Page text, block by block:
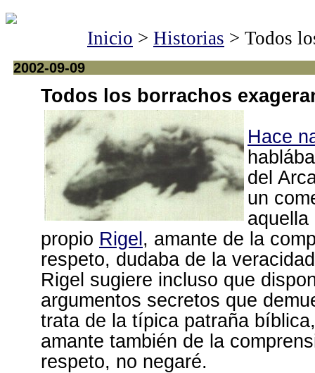
Inicio > Historias > Todos
2002-09-09
Todos los borrachos
Hace
del
un
aquella
propio Rigel , amante de la
respeto, dudaba de la
Rigel sugiere incluso que
argumentos secretos que
trata de la típica patraña
amante también de la
respeto, no negaré.